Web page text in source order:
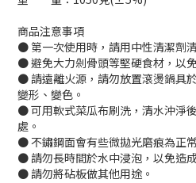
商品注意事項
● 第一次使用時，請用中性清潔劑
● 避免大力剁骨頭等堅硬食材，以
● 請遠離火源，請勿放置滾燙鍋具
變形、變色。
● 可用軟式菜瓜布刷洗，清水沖淨
處。
● 不鏽鋼面會有些微拋光磨痕為正
● 請勿長時間於水中浸泡，以免造
● 請勿將砧板做其他用途。